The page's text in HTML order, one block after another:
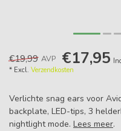
€19,99 AVP €17,95
* Excl. Verzendkosten
Verlichte snag ears voor
backplate, LED-tips, 3
nightlight mode. Lees meer.